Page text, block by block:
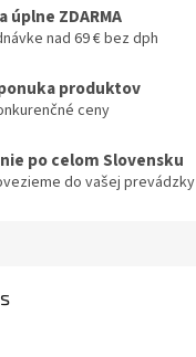
úplne ZDARMA
nad 69 € bez dph
produktov
ceny
po celom Slovensku
do vašej prevádzky